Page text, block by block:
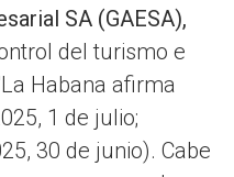
SA (GAESA),
del turismo e
Habana afirma
1 de julio;
30 de junio). Cabe